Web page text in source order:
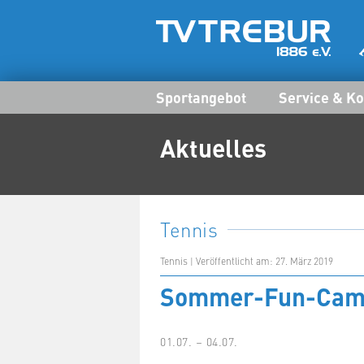
Sportangebot Service &
Aktuelles
Tennis
Tennis | Veröffentlicht am: 27. März 2019
Sommer-Fun-
01.07. – 04.07.